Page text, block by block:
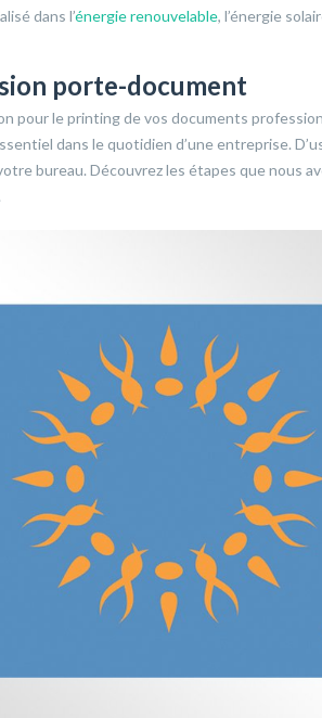
dans l’énergie renouvelable, l’énergie
porte-document
pour le printing de vos documents
dans le quotidien d’une entreprise.
bureau. Découvrez les étapes que nous